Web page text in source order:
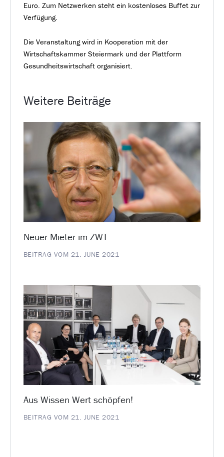
Euro. Zum Netzwerken steht ein kostenloses Buffet zur
Verfügung.
Die Veranstaltung wird in Kooperation mit der
Wirtschaftskammer Steiermark und der Plattform
Gesundheitswirtschaft organisiert.
Weitere Beiträge
Neuer Mieter im ZWT
BEITRAG VOM 21. JUNE 2021
Aus Wissen Wert schöpfen!
BEITRAG VOM 21. JUNE 2021